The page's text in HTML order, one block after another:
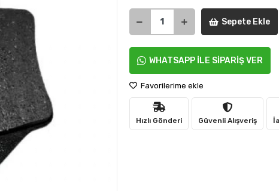
Sepete Ekle
WHATSAPP İLE SİPARİŞ VER
Favorilerime ekle
Hızlı Gönderi Güvenli Alışveriş